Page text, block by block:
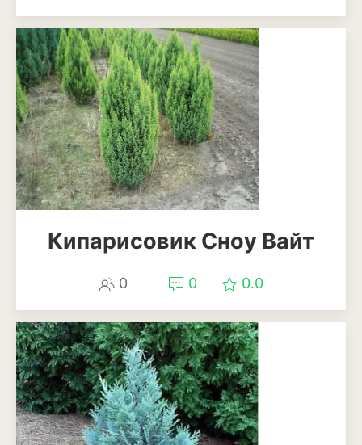
Лаванда
Мелисса
Мята
Петрушка
Розмарин
Рукола или индау
Шалфей или сальвия
Щавель
Травы и злаки
Мискантус
Молиния
Кипарисовик Сноу Вайт
0 0 0.0